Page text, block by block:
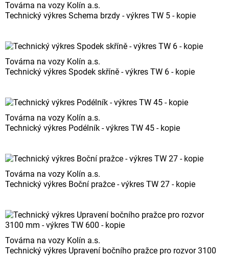
Továrna na vozy Kolín a.s.
Technický výkres Schema brzdy - výkres TW 5 - kopie
Továrna na vozy Kolín a.s.
Technický výkres Spodek skříně - výkres TW 6 - kopie
Továrna na vozy Kolín a.s.
Technický výkres Podélník - výkres TW 45 - kopie
Továrna na vozy Kolín a.s.
Technický výkres Boční pražce - výkres TW 27 - kopie
Továrna na vozy Kolín a.s.
Technický výkres Upravení bočního pražce pro rozvor 3100